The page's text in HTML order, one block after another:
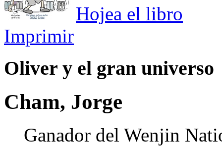
Hojea el libro
Imprimir
Oliver y el gran universo
Cham, Jorge
Ganador del Wenjin